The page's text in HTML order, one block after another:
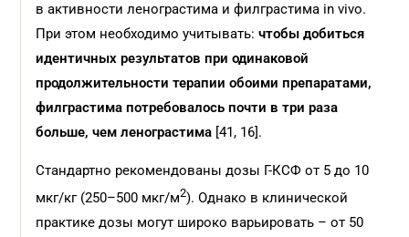
в активности ленограстима и филграстима in vivo.
При этом необходимо учитывать:чтобы добиться
идентичных результатов при одинаковой
продолжительности терапии обоими препаратами,
филграстима потребовалось почти в три раза
больше, чем ленограстима [41, 16].
Стандартно рекомендованы дозы Г-КСФ от 5 до 10
мкг/кг (250–500 мкг/м2). Однако в клинической
практике дозы могут широко варьировать – от 50